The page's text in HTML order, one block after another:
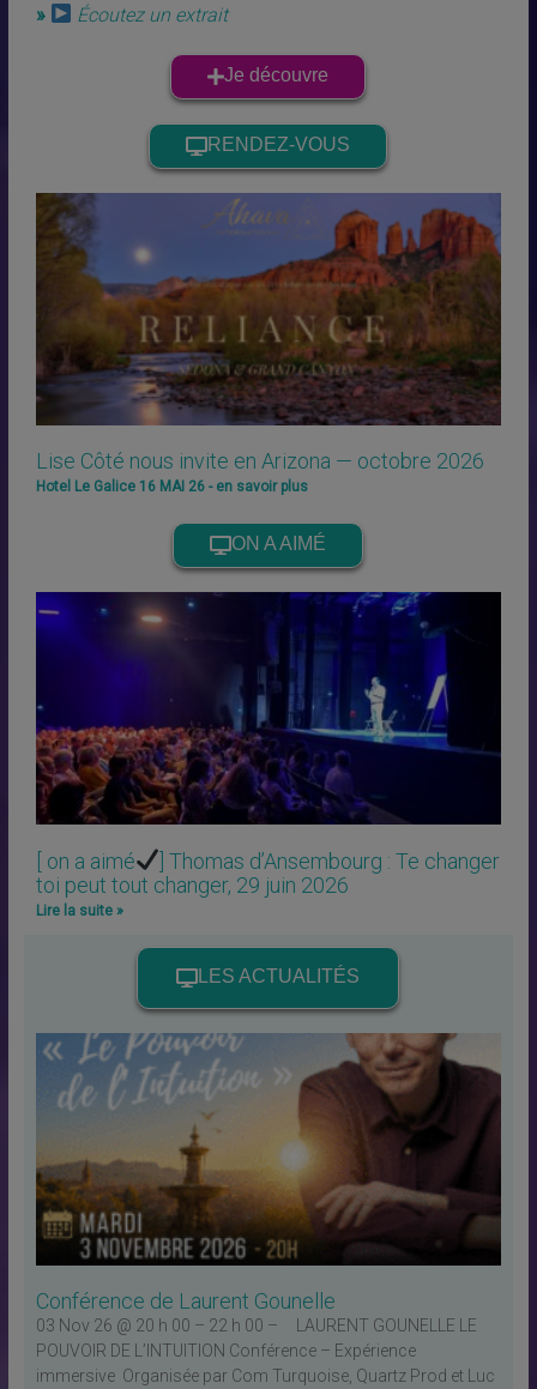
»
Écoutez un extrait
Je découvre
RENDEZ-VOUS
Lise Côté nous invite en Arizona — octobre 2026
Hotel Le Galice 16 MAI 26 - en savoir plus
ON A AIMÉ
[ on a aimé
] Thomas d’Ansembourg : Te changer
toi peut tout changer, 29 juin 2026
Lire la suite »
LES ACTUALITÉS
Conférence de Laurent Gounelle
03 Nov 26 @ 20 h 00 – 22 h 00 – LAURENT GOUNELLE LE
POUVOIR DE L’INTUITION Conférence – Expérience
immersive Organisée par Com Turquoise, Quartz Prod et Luc